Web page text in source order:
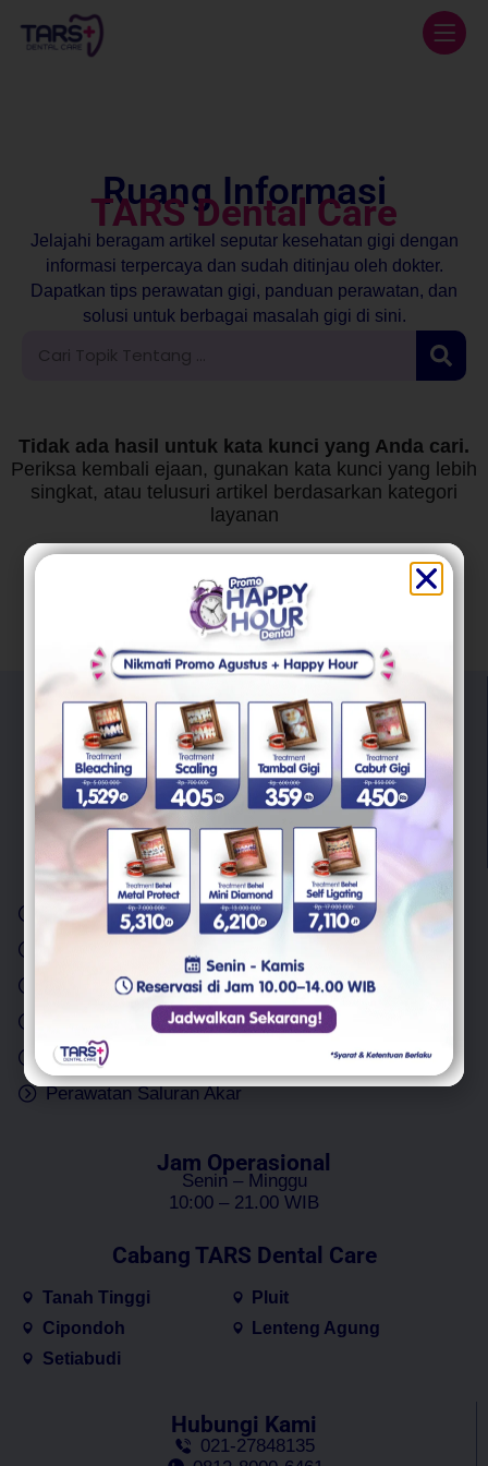
Ruang Informasi
TARS Dental Care
Jelajahi beragam artikel seputar kesehatan gigi dengan
informasi terpercaya dan sudah ditinjau oleh dokter.
Dapatkan tips perawatan gigi, panduan perawatan, dan
solusi untuk berbagai masalah gigi di sini.
Tidak ada hasil untuk kata kunci yang Anda cari.
Periksa kembali ejaan, gunakan kata kunci yang lebih
singkat, atau telusuri artikel berdasarkan kategori
layanan
"Trust Your Smile With Us"
Kami berkomitmen untuk memberikan pelayanan berkualitas
untuk semua masalah kesehatan gigi Anda.
Layanan
Scaling Gigi
Cabut Gigi
Bleaching Gigi
Perawatan Saluran Akar
Cabut Gigi Bungsu
Implan Gigi
Gigi Palsu
Perawatan Gigi Anak
Jam Operasional
Senin – Minggu
10:00 – 21.00 WIB
Cabang TARS Dental Care
Tanah Tinggi
Cipondoh
Setiabudi
Pluit
Lenteng Agung
Hubungi Kami
021-27848135